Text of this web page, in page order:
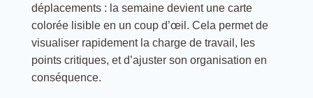
déplacements : la semaine devient une carte
colorée lisible en un coup d’œil. Cela permet de
visualiser rapidement la charge de travail, les
points critiques, et d’ajuster son organisation en
conséquence.